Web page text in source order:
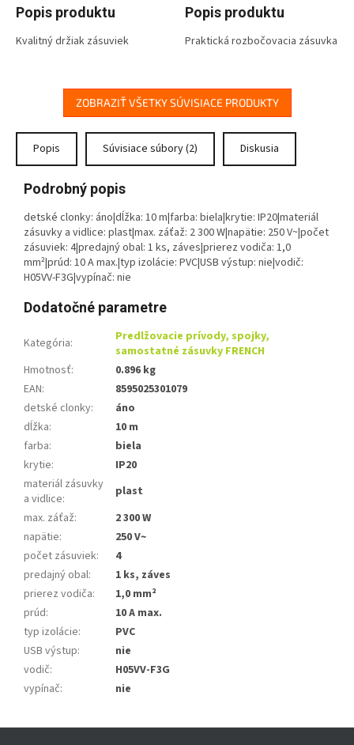
Popis produktu
Kvalitný držiak zásuviek
pevný povrch (stena, stôl).
Môžete tak mať predlžovací
prívod stále tam, kde
potrebujete.
Popis produktu
Praktická rozbočovacia zásuvka
napájaciu sieť 230 V~ a ľahko
zapojíte viac spotrebičov podľa
daného počtu zásuviek.
Praktická rozbočovacia zásuvka
v čiernom prevedení. Pomocou
tejto zásuvky rozbočíte
Výhody produktu
Trendová čierna farba
ZOBRAZIŤ VŠETKY SÚVISIACE PRODUKTY
Popis Súvisiace súbory (2) Diskusia
Podrobný popis
detské clonky: áno|dĺžka: 10 m|farba: biela|krytie: IP20|materiál
zásuvky a vidlice: plast|max. záťaž: 2 300 W|napätie: 250 V~|počet
zásuviek: 4|predajný obal: 1 ks, záves|prierez vodiča: 1,0
mm²|prúd: 10 A max.|typ izolácie: PVC|USB výstup: nie|vodič:
H05VV-F3G|vypínač: nie
Dodatočné parametre
Kategória:
Predlžovacie prívody, spojky,
samostatné zásuvky FRENCH
Hmotnosť:
0.896 kg
EAN:
8595025301079
detské clonky:
áno
dĺžka:
10 m
farba:
biela
krytie:
IP20
materiál zásuvky
a vidlice:
plast
max. záťaž:
2 300 W
napätie:
250 V~
počet zásuviek:
4
predajný obal:
1 ks, záves
prierez vodiča:
1,0 mm²
prúd:
10 A max.
typ izolácie:
PVC
USB výstup:
nie
vodič:
H05VV-F3G
vypínač: nie